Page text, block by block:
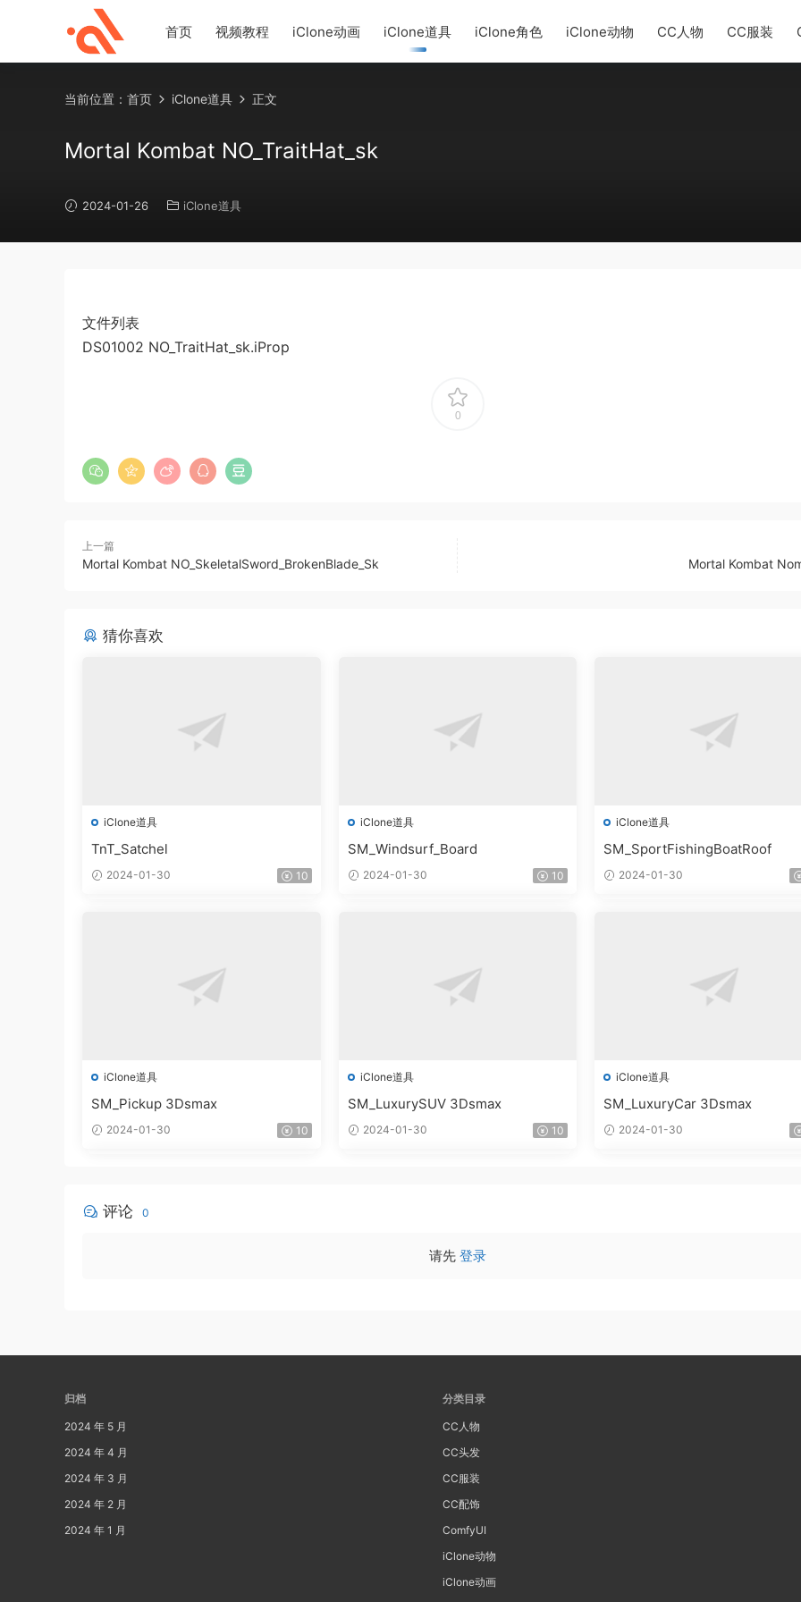
首页 视频教程 iClone动画 iClone道具 iClone角色 iClone动物 CC人物 CC服装
当前位置： 首页 iClone道具 正文
Mortal Kombat NO_TraitHat_sk
2024-01-26 iClone道具
文件列表
DS01002 NO_TraitHat_sk.iProp
0
上一篇
Mortal Kombat NO_SkeletalSword_BrokenBlade_Sk Mortal Kombat
猜你喜欢
iClone道具
TnT_Satchel
2024-01-30 10
iClone道具
SM_Windsurf_Board
2024-01-30 10
iClone道具
SM_SportFishingBoatRoof
2024-01-30
iClone道具
SM_Pickup 3Dsmax
2024-01-30 10
iClone道具
SM_LuxurySUV 3Dsmax
2024-01-30 10
iClone道具
SM_LuxuryCar 3Dsmax
2024-01-30
评论 0
请先 登录
归档
2024 年 5 月
2024 年 4 月
2024 年 3 月
2024 年 2 月
2024 年 1 月
分类目录
CC人物
CC头发
CC服装
CC配饰
ComfyUI
iClone动物
iClone动画